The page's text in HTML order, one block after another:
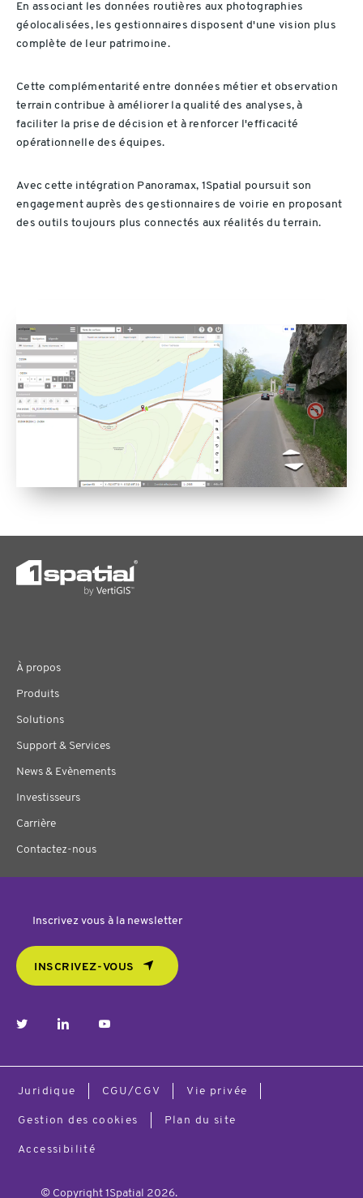
En associant les données routières aux photographies
géolocalisées, les gestionnaires disposent d'une vision plus
complète de leur patrimoine.
Cette complémentarité entre données métier et observation
terrain contribue à améliorer la qualité des analyses, à
faciliter la prise de décision et à renforcer l'efficacité
opérationnelle des équipes.
Avec cette intégration Panoramax, 1Spatial poursuit son
engagement auprès des gestionnaires de voirie en proposant
des outils toujours plus connectés aux réalités du terrain.
À propos
Produits
Solutions
Support & Services
News & Evènements
Investisseurs
Carrière
Contactez-nous
Inscrivez vous à la newsletter
INSCRIVEZ-VOUS
Juridique CGU/CGV Vie privée
Gestion des cookies Plan du site
Accessibilité
© Copyright 1Spatial 2026.